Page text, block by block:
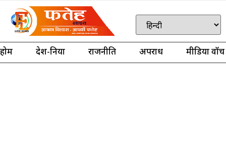
होम देश-दुनिया राजनीति अपराध मीडिया वॉच